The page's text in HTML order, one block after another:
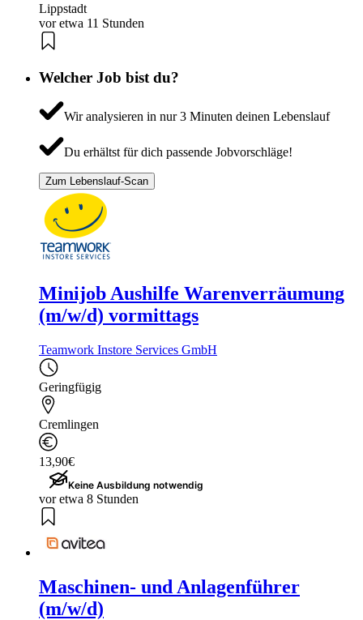
Lippstadt
vor etwa 11 Stunden
Welcher Job bist du?
Wir analysieren in nur 3 Minuten deinen Lebenslauf
Du erhältst für dich passende Jobvorschläge!
Zum Lebenslauf-Scan
Minijob Aushilfe Warenverräumung
(m/w/d) vormittags
Teamwork Instore Services GmbH
Geringfügig
Cremlingen
13,90€
Keine Ausbildung notwendig
vor etwa 8 Stunden
Maschinen- und Anlagenführer
(m/w/d)